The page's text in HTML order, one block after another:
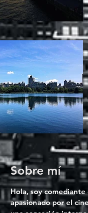
Sobre mí
Hola, soy
apasionado por el